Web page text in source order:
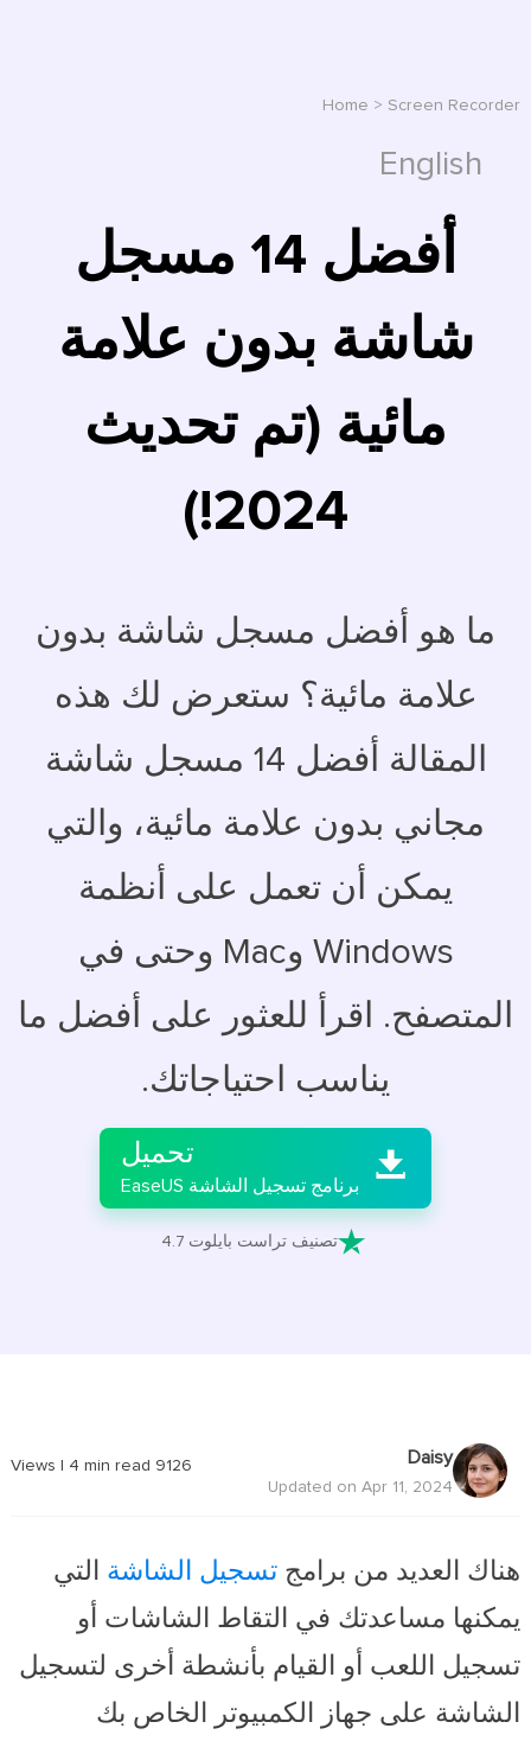
Home > Screen Recorder
English
أفضل 14 مسجل
شاشة بدون علامة
مائية (تم تحديث
2024!)
ما هو أفضل مسجل شاشة بدون
علامة مائية؟ ستعرض لك هذه
المقالة أفضل 14 مسجل شاشة
مجاني بدون علامة مائية، والتي
يمكن أن تعمل على أنظمة
Windows وMac وحتى في
المتصفح. اقرأ للعثور على أفضل ما
يناسب احتياجاتك.

 تحميل
برنامج تسجيل الشاشة EaseUS
تصنيف تراست بايلوت 4.7
Daisy
Updated on Apr 11, 2024
9126
| 4 min read
هناك العديد من برامج تسجيل الشاشة التي
يمكنها مساعدتك في التقاط الشاشات أو
تسجيل اللعب أو القيام بأنشطة أخرى لتسجيل
الشاشة على جهاز الكمبيوتر الخاص بك